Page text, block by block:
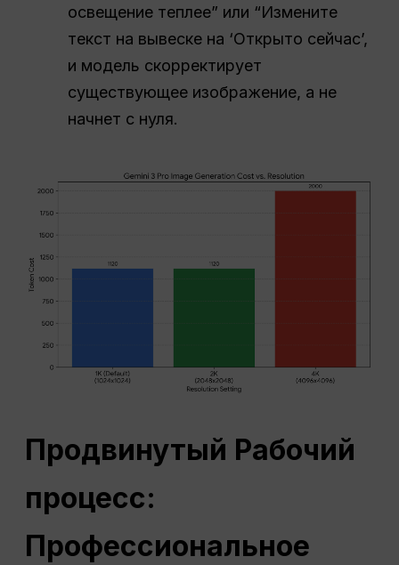
освещение теплее” или “Измените
текст на вывеске на ‘Открыто сейчас’,
и модель скорректирует
существующее изображение, а не
начнет с нуля.
Продвинутый Рабочий
процесс:
Профессиональное